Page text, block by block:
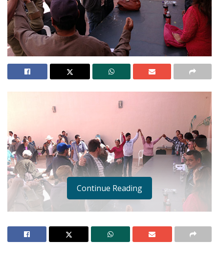
Continue Reading